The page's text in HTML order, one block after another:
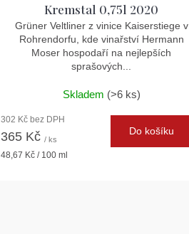
Kremstal 0,75l 2020
Grüner Veltliner z vinice Kaiserstiege v
Rohrendorfu, kde vinařství Hermann
Moser hospodaří na nejlepších
sprašových...
Skladem (>6 ks)
302 Kč bez DPH
365 Kč / ks
Měrná
48,67 Kč / 100 ml
Do košíku